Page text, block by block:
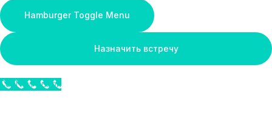
Hamburger Toggle Menu
Назначить встречу
Call Now Button